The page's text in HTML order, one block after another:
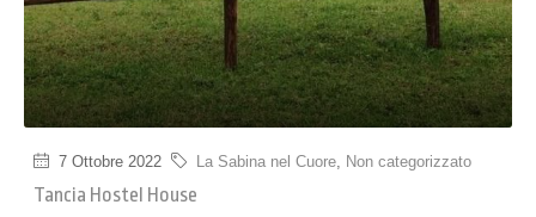
7 Ottobre 2022 La Sabina nel Cuore Non categorizzato
Tancia Hostel House